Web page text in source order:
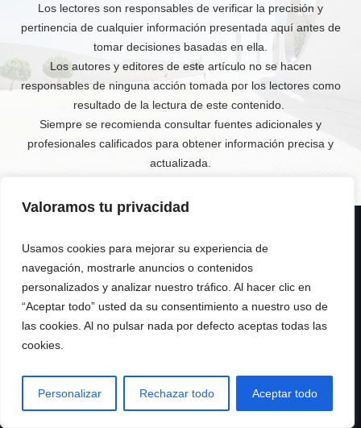
Valoramos tu privacidad
Usamos cookies para mejorar su experiencia de
navegación, mostrarle anuncios o contenidos
personalizados y analizar nuestro tráfico. Al hacer clic en
“Aceptar todo” usted da su consentimiento a nuestro uso de
las cookies. Al no pulsar nada por defecto aceptas todas las
cookies.
Personalizar Rechazar todo Aceptar todo
Los lectores son responsables de verificar la precisión y
pertinencia de cualquier información presentada aquí antes de
tomar decisiones basadas en ella.
Los autores y editores de este artículo no se hacen
responsables de ninguna acción tomada por los lectores como
resultado de la lectura de este contenido.
Siempre se recomienda consultar fuentes adicionales y
profesionales calificados para obtener información precisa y
actualizada.
Derecho Laboral